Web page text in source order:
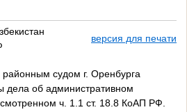
версия для печати
судом г. Оренбурга
дела об административном
ч. 1.1 ст. 18.8 КоАП РФ.